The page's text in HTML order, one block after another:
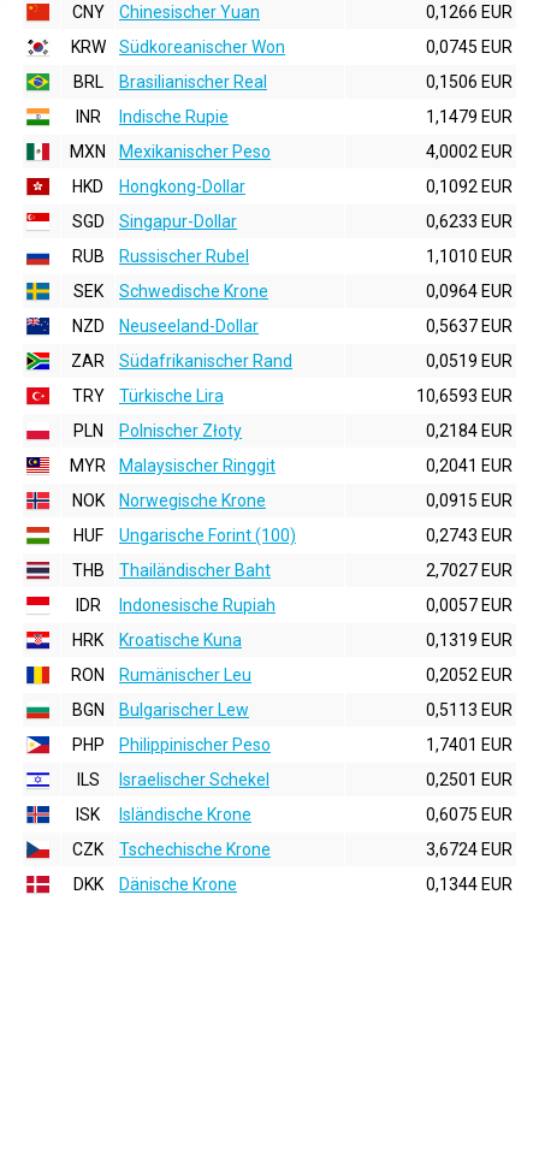
CNY
Chinesischer Yuan
0,1266 EUR
KRW
Südkoreanischer Won
0,0745 EUR
BRL
Brasilianischer Real
0,1506 EUR
INR
Indische Rupie
1,1479 EUR
MXN
Mexikanischer Peso
4,0002 EUR
HKD
Hongkong-Dollar
0,1092 EUR
SGD
Singapur-Dollar
0,6233 EUR
RUB
Russischer Rubel
1,1010 EUR
SEK
Schwedische Krone
0,0964 EUR
NZD
Neuseeland-Dollar
0,5637 EUR
ZAR
Südafrikanischer Rand
0,0519 EUR
TRY
Türkische Lira
10,6593 EUR
PLN
Polnischer Złoty
0,2184 EUR
MYR
Malaysischer Ringgit
0,2041 EUR
NOK
Norwegische Krone
0,0915 EUR
HUF
Ungarische Forint (100)
0,2743 EUR
THB
Thailändischer Baht
2,7027 EUR
IDR
Indonesische Rupiah
0,0057 EUR
HRK
Kroatische Kuna
0,1319 EUR
RON
Rumänischer Leu
0,2052 EUR
BGN
Bulgarischer Lew
0,5113 EUR
PHP
Philippinischer Peso
1,7401 EUR
ILS
Israelischer Schekel
0,2501 EUR
ISK
Isländische Krone
0,6075 EUR
CZK
Tschechische Krone
3,6724 EUR
DKK
Dänische Krone 0,1344 EUR